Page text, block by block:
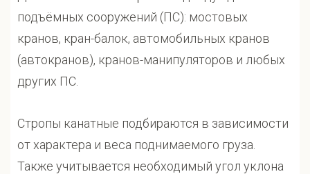
подъёмных сооружений (ПС): мостовых
кранов, кран-балок, автомобильных кранов
(автокранов), кранов-манипуляторов и любых
других ПС.
Стропы канатные подбираются в зависимости
от характера и веса поднимаемого груза.
Также учитывается необходимый угол уклона